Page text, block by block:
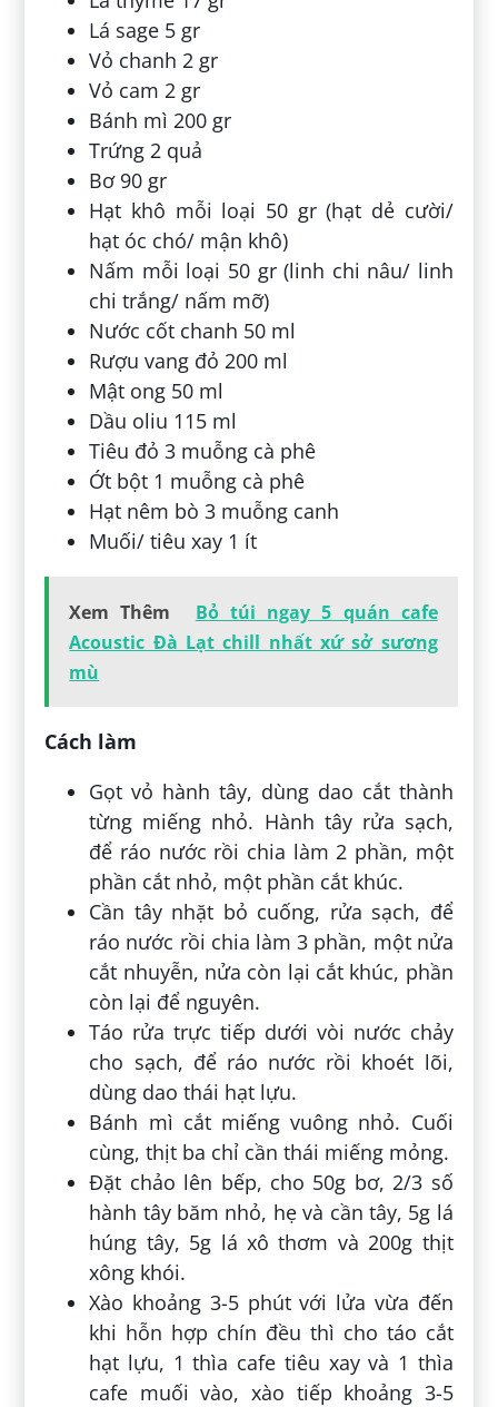
Lá sage 5 gr
Vỏ chanh 2 gr
Vỏ cam 2 gr
Bánh mì 200 gr
Trứng 2 quả
Bơ 90 gr
Hạt khô mỗi loại 50 gr (hạt dẻ cười/
hạt óc chó/ mận khô)
Nấm mỗi loại 50 gr (linh chi nâu/ linh
chi trắng/ nấm mỡ)
Nước cốt chanh 50 ml
Rượu vang đỏ 200 ml
Mật ong 50 ml
Dầu oliu 115 ml
Tiêu đỏ 3 muỗng cà phê
Ớt bột 1 muỗng cà phê
Hạt nêm bò 3 muỗng canh
Muối/ tiêu xay 1 ít
Xem Thêm
Bỏ túi ngay 5 quán cafe
Acoustic Đà Lạt chill nhất xứ sở sương
mù
Cách làm
Gọt vỏ hành tây, dùng dao cắt thành
từng miếng nhỏ. Hành tây rửa sạch,
để ráo nước rồi chia làm 2 phần, một
phần cắt nhỏ, một phần cắt khúc.
Cần tây nhặt bỏ cuống, rửa sạch, để
ráo nước rồi chia làm 3 phần, một nửa
cắt nhuyễn, nửa còn lại cắt khúc, phần
còn lại để nguyên.
Táo rửa trực tiếp dưới vòi nước chảy
cho sạch, để ráo nước rồi khoét lõi,
dùng dao thái hạt lựu.
Bánh mì cắt miếng vuông nhỏ. Cuối
cùng, thịt ba chỉ cần thái miếng mỏng.
Đặt chảo lên bếp, cho 50g bơ, 2/3 số
hành tây băm nhỏ, hẹ và cần tây, 5g lá
húng tây, 5g lá xô thơm và 200g thịt
xông khói.
Xào khoảng 3-5 phút với lửa vừa đến
khi hỗn hợp chín đều thì cho táo cắt
hạt lựu, 1 thìa cafe tiêu xay và 1 thìa
cafe muối vào, xào tiếp khoảng 3-5